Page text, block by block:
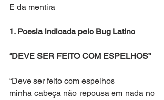
E da mentira
1. Poesia indicada pelo Bug Latino
“DEVE SER FEITO COM ESPELHOS”
“Deve ser feito com espelhos
minha cabeça não repousa em nada no